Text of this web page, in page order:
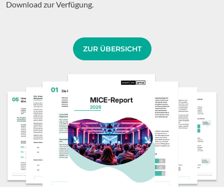
Download zur Verfügung.
ZUR ÜBERSICHT